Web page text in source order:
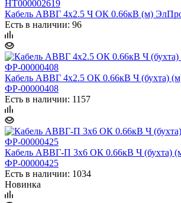
Кабель АВВГ 4х2.5 Ч ОК 0.66кВ (м)
Есть в наличии: 96
Кабель АВВГ 4х2.5 ОК 0.66кВ Ч (бухта)
ФР-00000408
Есть в наличии: 1157
Кабель АВВГ-П 3х6 ОК 0.66кВ Ч (бухта)
ФР-00000425
Есть в наличии: 1034
Новинка